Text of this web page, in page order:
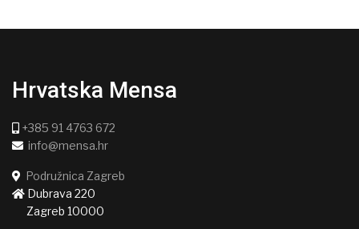
Hrvatska Mensa
+385 91 4763 672
info@mensa.hr
Podružnica Zagreb
Dubrava 220
Zagreb 10000